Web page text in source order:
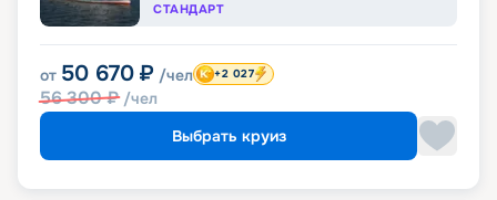
СТАНДАРТ
от 50 670 ₽ /чел
56 300₽ /чел
+2 027
Выбрать круиз